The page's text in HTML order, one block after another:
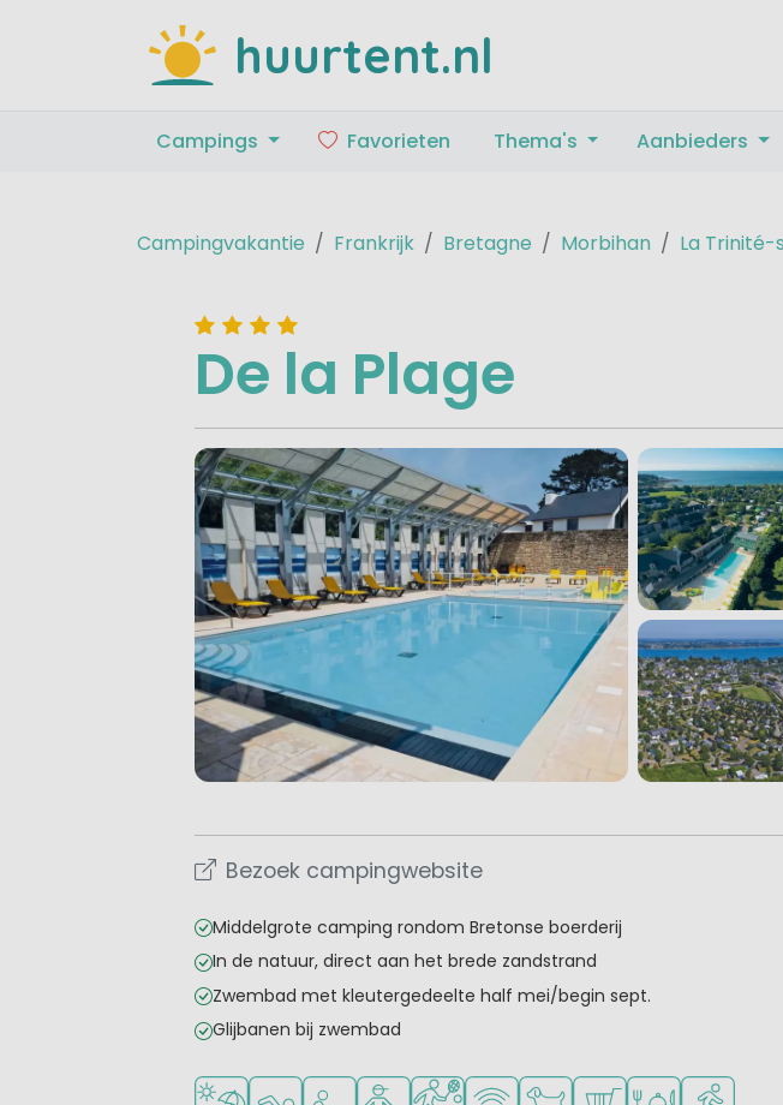
huurtent.nl
Campings Favorieten Thema's Aanbieders
Campingvakantie Frankrijk Bretagne Morbihan La
De la Plage
Bezoek campingwebsite
Middelgrote camping rondom Bretonse boerderij
In de natuur, direct aan het brede zandstrand
Zwembad met kleutergedeelte half mei/begin sept.
Glijbanen bij zwembad
Ligt bij strand en zee
Openlucht zwembad
Aanbevolen voor jonge kinderen
Aanbevolen voor tieners
Veel mogelijkheden om te sporten
WiFi beschikbaar
Huisdieren toegestaan
Campingwinkel/
Restaurant of